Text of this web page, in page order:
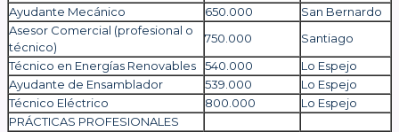
Ayudante Mecánico
650.000
San Bernardo
Asesor Comercial (profesional o
técnico)
750.000
Santiago
Técnico en Energías Renovables
540.000
Lo Espejo
Ayudante de Ensamblador
539.000
Lo Espejo
Técnico Eléctrico
800.000
Lo Espejo
PRÁCTICAS PROFESIONALES